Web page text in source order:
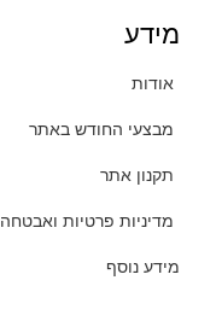
מידע
אודות
מבצעי החודש באתר
תקנון אתר
מדיניות פרטיות ואבטחה
מידע נוסף